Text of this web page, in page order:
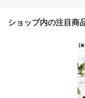
ショップ内の注目商